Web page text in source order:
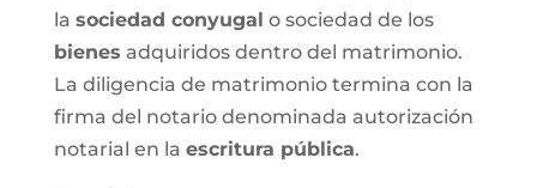
la sociedad conyugal o sociedad de los
bienes adquiridos dentro del matrimonio.
La diligencia de matrimonio termina con la
firma del notario denominada autorización
notarial en la escritura pública.